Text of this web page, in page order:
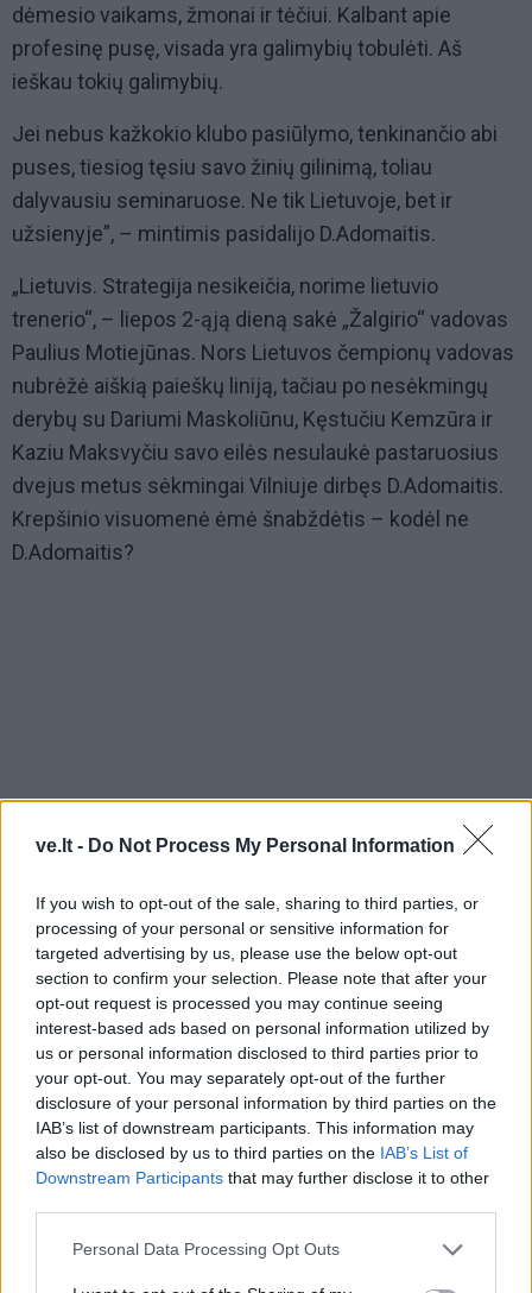
ve.lt - Do Not Process My Personal Information
If you wish to opt-out of the sale, sharing to third parties, or
processing of your personal or sensitive information for
targeted advertising by us, please use the below opt-out
section to confirm your selection. Please note that after your
opt-out request is processed you may continue seeing
interest-based ads based on personal information utilized by
us or personal information disclosed to third parties prior to
your opt-out. You may separately opt-out of the further
disclosure of your personal information by third parties on the
IAB’s list of downstream participants. This information may
also be disclosed by us to third parties on the IAB’s List of
Downstream Participants that may further disclose it to other
Personal Data Processing Opt Outs
dėmesio vaikams, žmonai ir tėčiui. Kalbant apie
profesinę pusę, visada yra galimybių tobulėti. Aš
ieškau tokių galimybių.
Jei nebus kažkokio klubo pasiūlymo, tenkinančio abi
puses, tiesiog tęsiu savo žinių gilinimą, toliau
dalyvausiu seminaruose. Ne tik Lietuvoje, bet ir
užsienyje”, – mintimis pasidalijo D.Adomaitis.
„Lietuvis. Strategija nesikeičia, norime lietuvio
trenerio“, – liepos 2-ąją dieną sakė „Žalgirio“ vadovas
Paulius Motiejūnas. Nors Lietuvos čempionų vadovas
nubrėžė aiškią paieškų liniją, tačiau po nesėkmingų
derybų su Dariumi Maskoliūnu, Kęstučiu Kemzūra ir
Kaziu Maksvyčiu savo eilės nesulaukė pastaruosius
dvejus metus sėkmingai Vilniuje dirbęs D.Adomaitis.
Krepšinio visuomenė ėmė šnabždėtis – kodėl ne
D.Adomaitis?
„Nemanau, kad verta komentuoti situacijos, kuri nuo
manęs nepriklauso. Tai „Žalgirio“ vadovų, kurie yra
atsakingi už klubo veiklą, sprendimas. Jie žiūri, kas
geriausia klubui, o mes, treneriai, esame tik samdomi
darbuotojai.
Negaliu būti nustebęs, negali būti keista, negali būti ir
asmeniškumų. Į šią situaciją žiūriu kaip į mūsų darbo
rinktinės treneriu dirbęs D.Adomaitis.